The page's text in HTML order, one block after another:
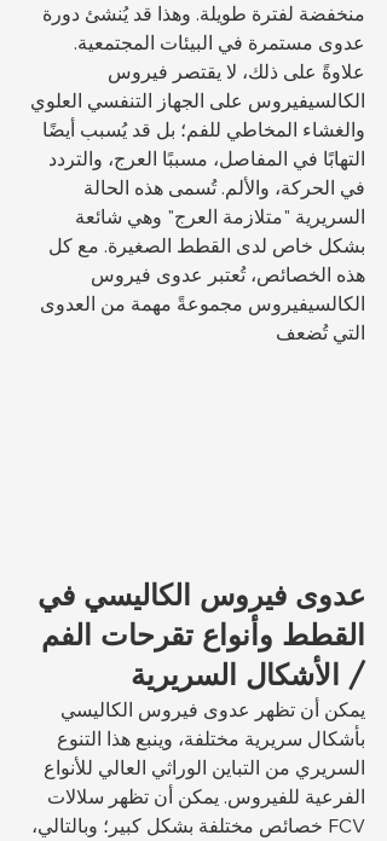
منخفضة لفترة طويلة. وهذا قد يُنشئ دورة
عدوى مستمرة في البيئات المجتمعية.
علاوةً على ذلك، لا يقتصر فيروس
الكالسيفيروس على الجهاز التنفسي العلوي
والغشاء المخاطي للفم؛ بل قد يُسبب أيضًا
التهابًا في المفاصل، مسببًا العرج، والتردد
في الحركة، والألم. تُسمى هذه الحالة
السريرية "متلازمة العرج" وهي شائعة
بشكل خاص لدى القطط الصغيرة. مع كل
هذه الخصائص، تُعتبر عدوى فيروس
الكالسيفيروس مجموعةً مهمة من العدوى
التي تُضعف
عدوى فيروس الكاليسي في
القطط وأنواع تقرحات الفم
/ الأشكال السريرية
يمكن أن تظهر عدوى فيروس الكاليسي
بأشكال سريرية مختلفة، وينبع هذا التنوع
السريري من التباين الوراثي العالي للأنواع
الفرعية للفيروس. يمكن أن تظهر سلالات
FCV خصائص مختلفة بشكل كبير؛ وبالتالي،